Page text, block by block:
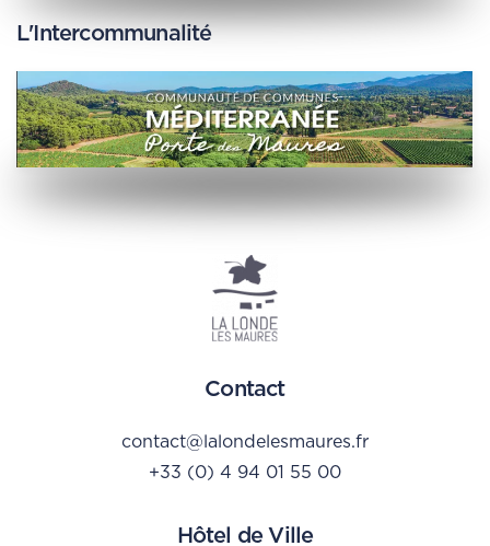
L'Intercommunalité
Hôtel de Ville
Contact
contact@lalondelesmaures.fr
+33 (0) 4 94 01 55 00